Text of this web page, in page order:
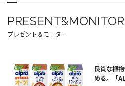
PRESENT&MONITOR
プレゼント＆モニター
良質な植
める。「